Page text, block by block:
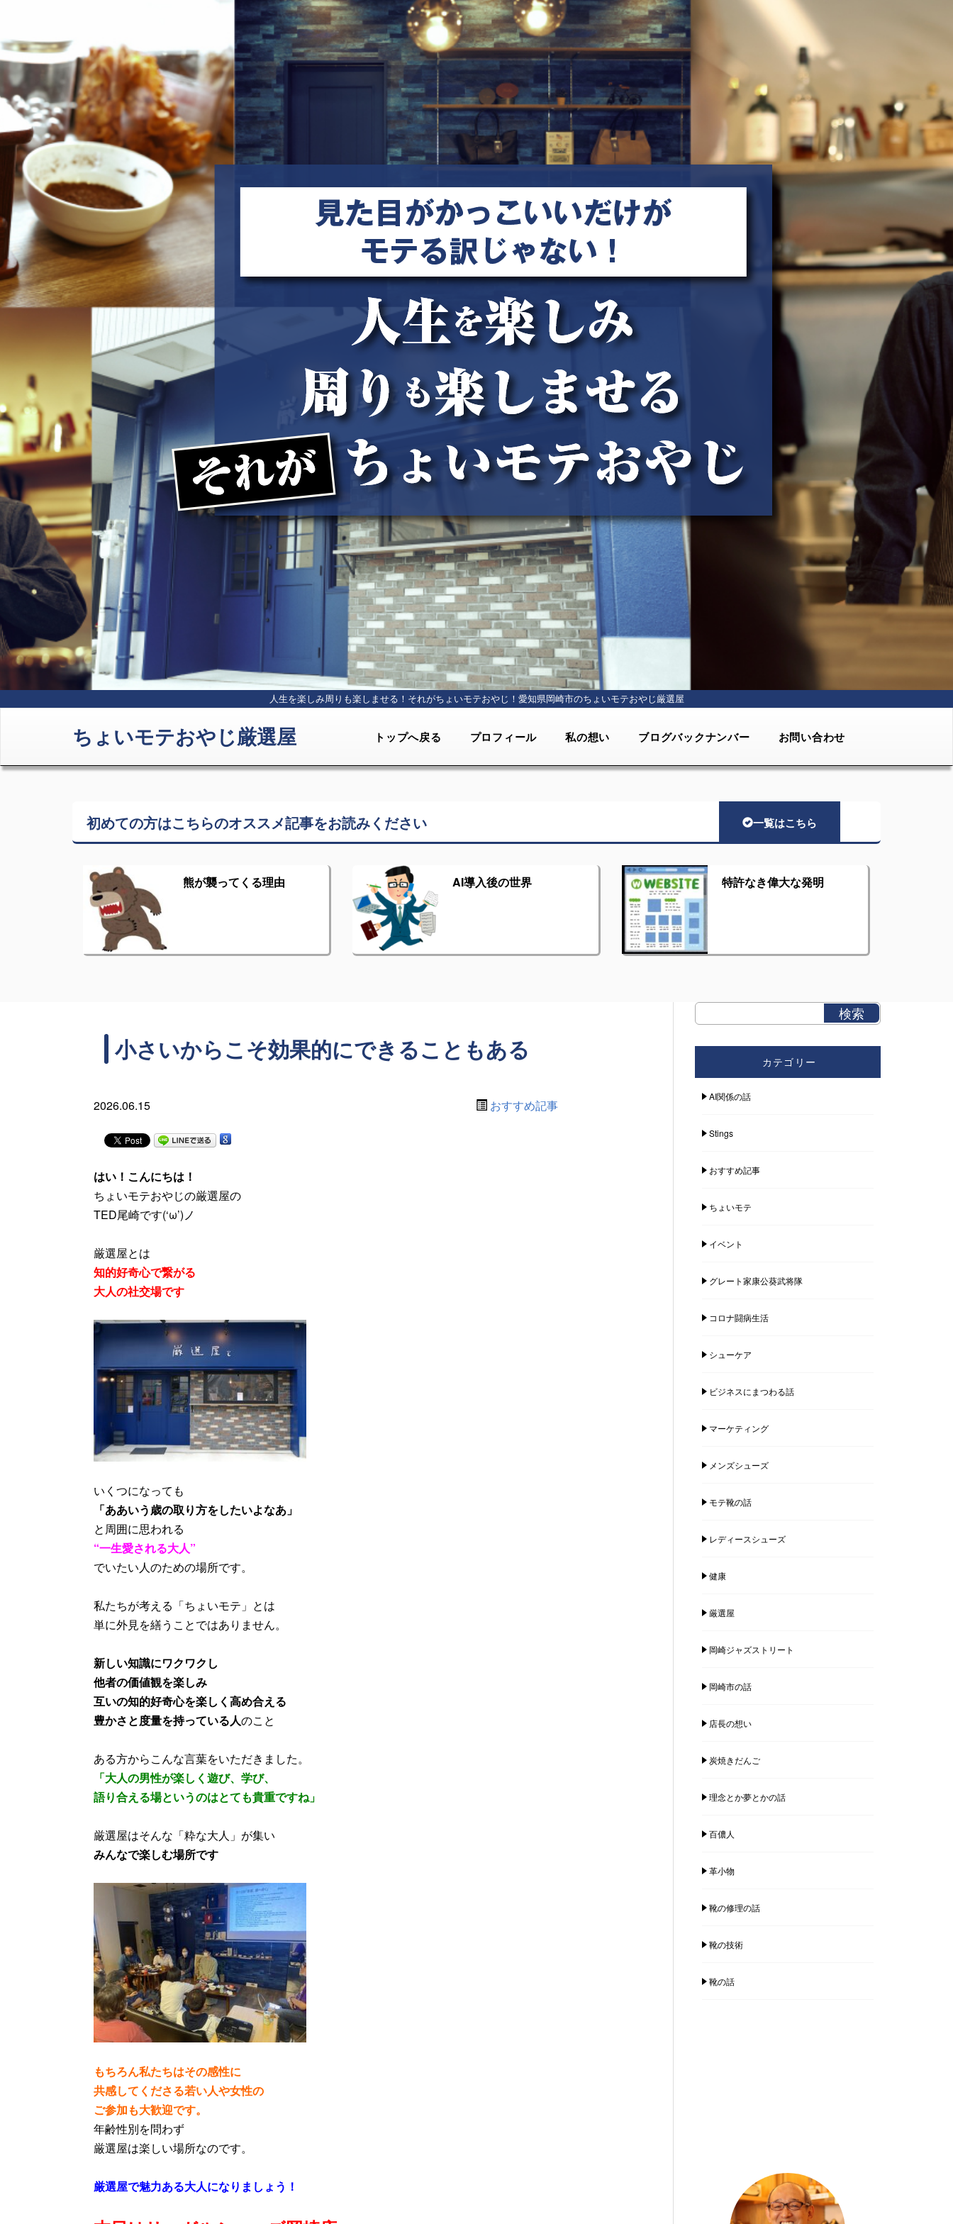
人生を楽しみ周りも楽しませる！それがちょいモテおやじ！ 愛知県岡崎市のちょいモテおやじ厳選屋
ちょいモテおやじ厳選屋 トップへ戻る プロフィール 私の想い ブログバックナンバー お問い合わせ
初めての方はこちらのオススメ記事をお読みください 一覧はこちら
熊が襲ってくる理由 AI導入後の世界 特許なき偉大な発明
小さいからこそ効果的にできることもある
2026.06.15 おすすめ記事
はい！こんにちは！
ちょいモテおやじの厳選屋の
TED尾崎です(‘ω’)ノ
厳選屋とは
知的好奇心で繋がる
大人の社交場です
いくつになっても
「ああいう歳の取り方をしたいよなあ」
と周囲に思われる
“一生愛される大人”
でいたい人のための場所です。
私たちが考える「ちょいモテ」とは
単に外見を繕うことではありません。
新しい知識にワクワクし
他者の価値観を楽しみ
互いの知的好奇心を楽しく高め合える
豊かさと度量を持っている人のこと
ある方からこんな言葉をいただきました。
「大人の男性が楽しく遊び、学び、
語り合える場というのはとても貴重ですね」
厳選屋はそんな「粋な大人」が集い
みんなで楽しむ場所です
もちろん私たちはその感性に
共感してくださる若い人や女性の
ご参加も大歓迎です。
年齢性別を問わず
厳選屋は楽しい場所なのです。
厳選屋で魅力ある大人になりましょう！
カテゴリー
AI関係の話
Stings
おすすめ記事
ちょいモテ
イベント
グレート家康公葵武将隊
コロナ闘病生活
シューケア
ビジネスにまつわる話
マーケティング
メンズシューズ
モテ靴の話
レディースシューズ
健康
厳選屋
岡崎ジャズストリート
岡崎市の話
店長の想い
炭焼きだんご
理念とか夢とかの話
百儂人
革小物
靴の修理の話
靴の技術
靴の話